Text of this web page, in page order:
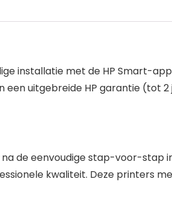
installatie met de HP Smart-
een uitgebreide HP garantie (tot 2
na de eenvoudige stap-voor-stap
kwaliteit. Deze printers